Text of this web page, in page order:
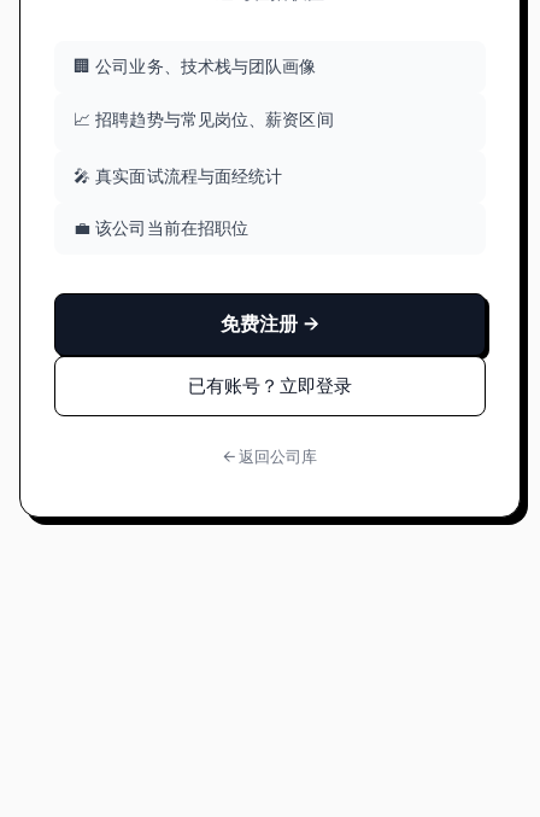
🏢 公司业务、技术栈与团队画像
📈 招聘趋势与常见岗位、薪资区间
🎤 真实面试流程与面经统计
💼 该公司当前在招职位
免费注册 →
已有账号？立即登录
← 返回公司库